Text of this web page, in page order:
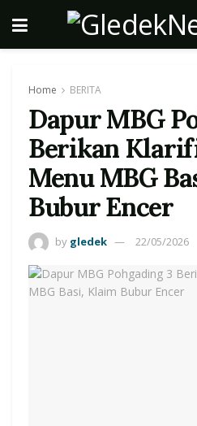
Home BERITA
Dapur MBG
Berikan
Menu MBG
Bubur Encer
by gledek 22/05/2026